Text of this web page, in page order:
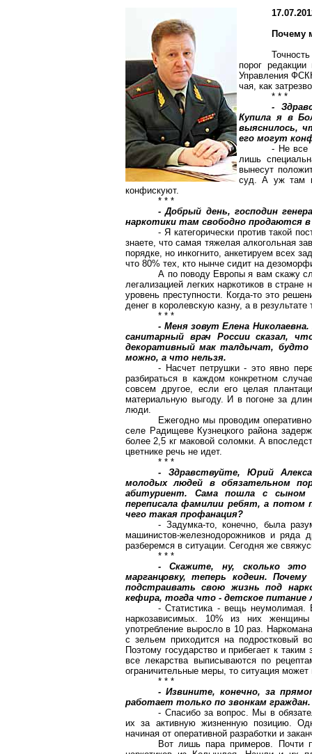
Почему
порог
Управления
чая, как
* * *
-
Купила я в
выяснилось,
его могут
- Не все
лишь
вынесут
суд. А уж там
конфискуют.
* * *
- Добрый день, господин
наркотики там свободно продаются
- Я категорически против такой
знаете, что самая тяжелая алкогольная
порядке, но инкогнито, анкетируем всех
что 80% тех, кто нынче сидит на
А по поводу Европы я вам скажу
легализацией легких наркотиков в
уровень преступности. Когда-то это
денег в королевскую казну, а в
* * *
- Меня зовут Елена
санитарный врач России сказал,
декоративный мак талдычат,
можно, а что нельзя.
- Насчет петрушки - это явно
разбираться в каждом конкретном
совсем другое, если его целая
материальную выгоду. И в погоне за
люди.
Ежегодно мы проводим
селе Радищеве Кузнецкого района
более2,5 кгмаковой соломки. А
цветнике речь не идет.
* * *
- Здравствуйте, Юрий
молодых людей в обязательном
абитуриент. Сама пошла с сыном
переписала фамилии ребят, а потом
чего такая профанация?
- Задумка-то, конечно, была
машинистов-железнодорожников и ряда
разберемся в ситуации. Сегодня же
* * *
- Скажите, ну, сколько это
марганцовку, теперь кодеин.
подстраивать свою жизнь под
кефира, тогда что - детское питание
- Статистика - вещь неумолимая.
наркозависимых. 10% из них
употребление выросло в 10 раз.
с зельем приходится на подростковый
Поэтому государство и прибегает к
все лекарства выписываются по
ограничительные меры, то ситуация может
* * *
- Извините, конечно, за
работает только по звонкам
- Спасибо за вопрос. Мы в
их за активную жизненную позицию.
начиная от оперативной разработки и
Вот лишь пара примеров. Почти